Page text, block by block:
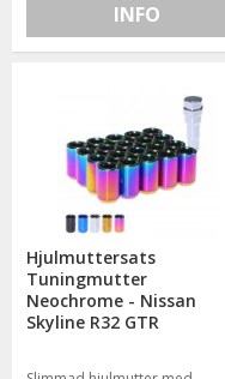
INFO
Hjulmuttersats
Tuningmutter
Neochrome - Nissan
Skyline R32 GTR